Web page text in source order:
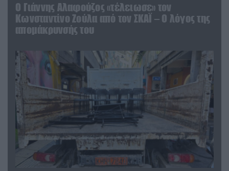
Ο Γιάννης Αλαφούζος «τέλειωσε» τον
Κωνσταντίνο Ζούλα από τον ΣΚΑΪ – Ο λόγος της
απομάκρυνσής του